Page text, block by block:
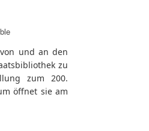
und an den
zu
zum 200.
öffnet sie am